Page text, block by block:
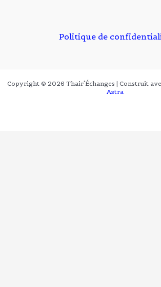
Politique de
Copyright © 2026 Thair'Échanges | Construit
Astra